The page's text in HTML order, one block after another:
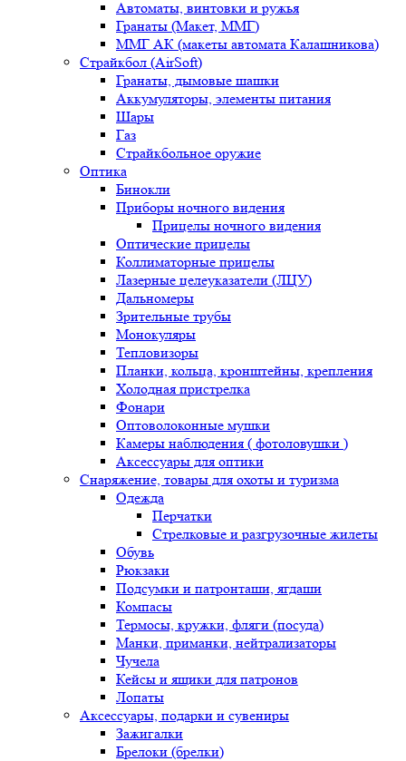
Автоматы, винтовки и ружья
Гранаты (Макет, ММГ)
ММГ АК (макеты автомата Калашникова)
Страйкбол (AirSoft)
Гранаты, дымовые шашки
Аккумуляторы, элементы питания
Шары
Газ
Страйкбольное оружие
Оптика
Бинокли
Приборы ночного видения
Прицелы ночного видения
Оптические прицелы
Коллиматорные прицелы
Лазерные целеуказатели (ЛЦУ)
Дальномеры
Зрительные трубы
Монокуляры
Тепловизоры
Планки, кольца, кронштейны, крепления
Холодная пристрелка
Фонари
Оптоволоконные мушки
Камеры наблюдения ( фотоловушки )
Аксессуары для оптики
Снаряжение, товары для охоты и туризма
Одежда
Перчатки
Стрелковые и разгрузочные жилеты
Обувь
Рюкзаки
Подсумки и патронташи, ягдаши
Компасы
Термосы, кружки, фляги (посуда)
Манки, приманки, нейтрализаторы
Чучела
Кейсы и ящики для патронов
Лопаты
Аксессуары, подарки и сувениры
Зажигалки
Брелоки (брелки)